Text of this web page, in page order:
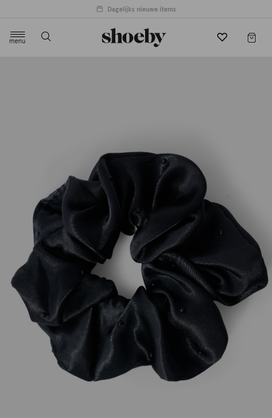
Dagelijks nieuwe items
menu